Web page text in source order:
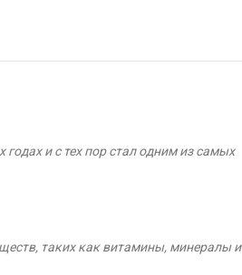
и с тех пор стал одним из самых
таких как витамины, минералы и